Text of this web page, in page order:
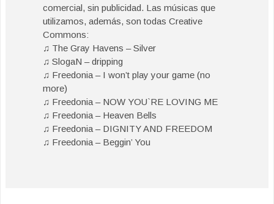
comercial, sin publicidad. Las músicas que
utilizamos, además, son todas Creative
Commons:
♫ The Gray Havens – Silver
♫ SlogaN – dripping
♫ Freedonia – I won’t play your game (no
more)
♫ Freedonia – NOW YOU`RE LOVING ME
♫ Freedonia – Heaven Bells
♫ Freedonia – DIGNITY AND FREEDOM
♫ Freedonia – Beggin’ You